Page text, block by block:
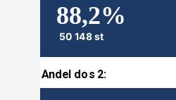
88,2%
50 148 st
Andel dos 2: